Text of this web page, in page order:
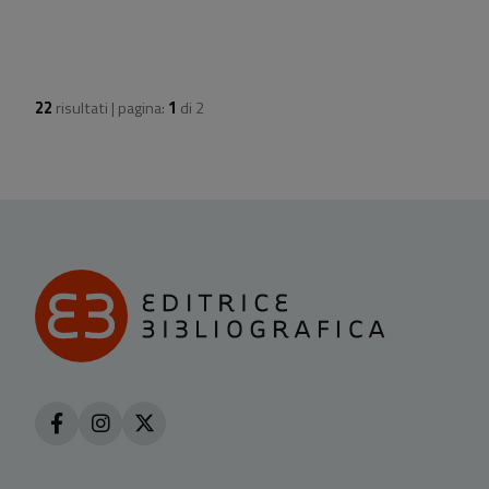
22 risultati | pagina: 1 di 2